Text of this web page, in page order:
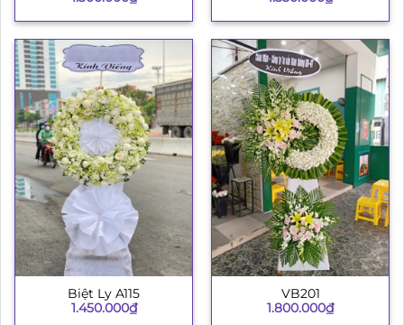
Biệt Ly A115
1.450.000₫
VB201
1.800.000₫